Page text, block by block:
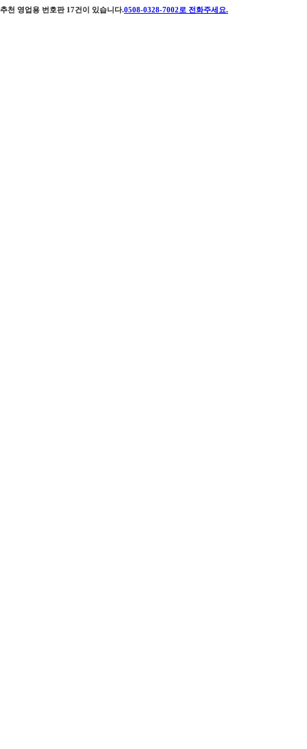
추천 영업용 번호판 17건이 있습니다.0508-0328-7002 로 전화주세요.